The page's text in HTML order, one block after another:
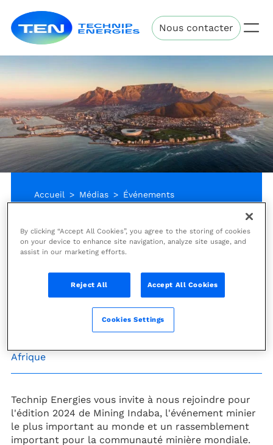
contenu
principal
Technip
EnergiesNous contacter
Accueil Médias Événements
Conférence & Exposition
8 février 2024
Le Cap, Afrique du Sud
Afrique
Technip Energies vous invite à nous rejoindre pour
l'édition 2024 de Mining Indaba, l'événement minier
le plus important au monde et un rassemblement
important pour la communauté minière mondiale.
By clicking “Accept All Cookies”, you agree to the storing of cookies
on your device to enhance site navigation, analyze site usage, and
assist in our marketing efforts.
Reject All Accept All Cookies
Cookies Settings